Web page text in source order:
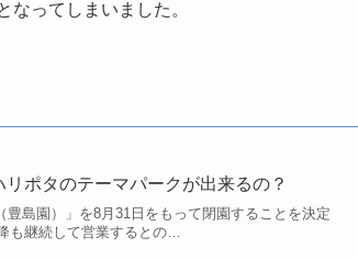
ってしまいました。
ポタのテーマパークが出来るの？
豊島園）」を8月31日をもって閉園することを決定
も継続して営業するとの…